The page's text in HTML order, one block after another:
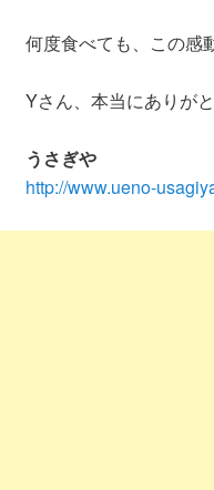
何度食べても、この感
Yさん、本当にありが
うさぎや
http://www.ueno-